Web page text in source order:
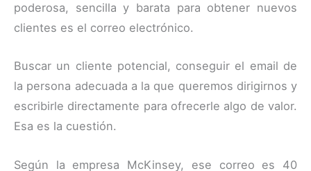
poderosa, sencilla y barata para obtener nuevos
clientes es el correo electrónico.
Buscar un cliente potencial, conseguir el email de
la persona adecuada a la que queremos dirigirnos y
escribirle directamente para ofrecerle algo de valor.
Esa es la cuestión.
Según la empresa McKinsey, ese correo es 40